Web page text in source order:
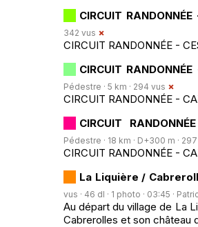
CIRCUIT
342 vus
CIRCUIT RANDONNÉE -
CIRCUIT
Pédestre · 5 km · 294 vus
CIRCUIT RANDONNÉE -
CIRCUIT
Pédestre · 18 km · D+300 m ·
CIRCUIT RANDONNÉE -
La Liquière /
vus · 46 dl · 1 photo · 03:45 ·
Au départ du village de La
Cabrerolles et son château